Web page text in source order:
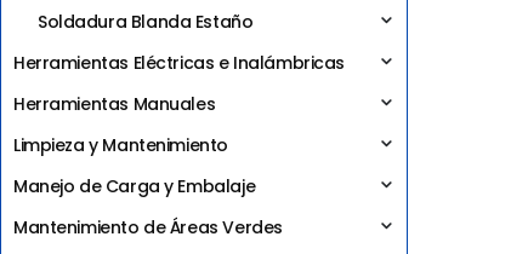
Soldadura Blanda Estaño
Herramientas Eléctricas e Inalámbricas
Herramientas Manuales
Limpieza y Mantenimiento
Manejo de Carga y Embalaje
Mantenimiento de Áreas Verdes